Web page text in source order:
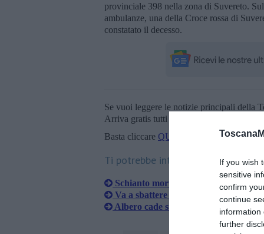
If you wish
sensitive
confirm
continue
information
further
provinciale 398 nella zona di Suvereto.
ambulanze, una della Croce rossa di
constatato il decesso.
Se vuoi leggere le notizie principali della
Arriva gratis tutti i giorni alle 20:00
Basta cliccare QUI
Ti potrebbe interessare anche:
Schianto mortale nel sabato notte
Va a sbattere contro un albero,
Albero cade su una macchina, vivi